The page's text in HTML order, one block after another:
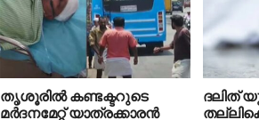
തൃശൂരില്‍ കണ്ടക്ടറുടെ
മര്‍ദനമേറ്റ് യാത്രക്കാരന്‍
ദലിത്